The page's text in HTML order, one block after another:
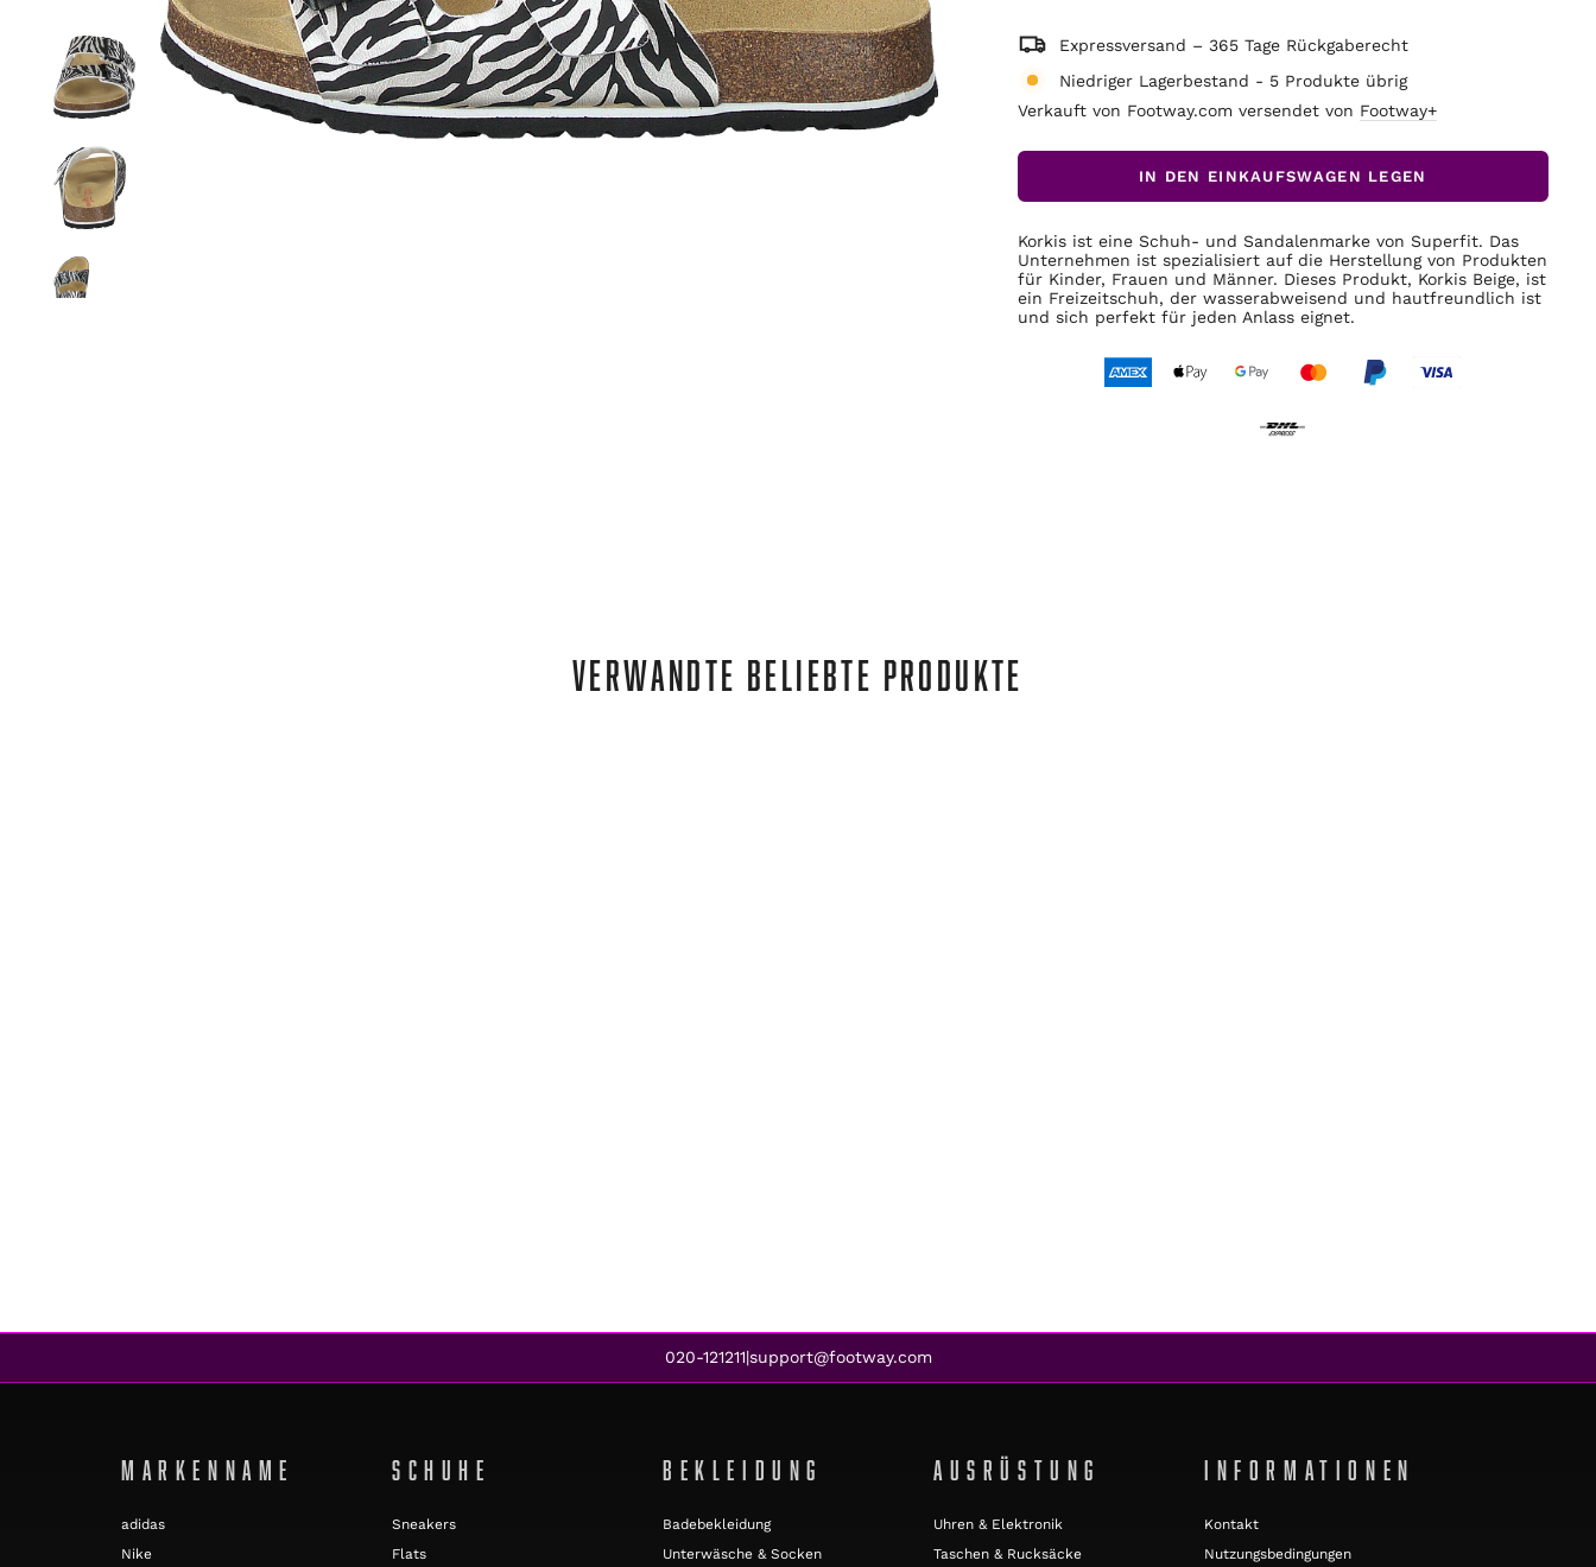
Expressversand – 365 Tage Rückgaberecht
Niedriger Lagerbestand - 5 Produkte übrig
Verkauft von Footway.com versendet von Footway+
IN DEN EINKAUFSWAGEN LEGEN
Korkis ist eine Schuh- und Sandalenmarke von Superfit. Das
Unternehmen ist spezialisiert auf die Herstellung von Produkten
für Kinder, Frauen und Männer. Dieses Produkt, Korkis Beige, ist
ein Freizeitschuh, der wasserabweisend und hautfreundlich ist
und sich perfekt für jeden Anlass eignet.
VERWANDTE BELIEBTE PRODUKTE
020-121211|support@footway.com
MARKENNAME
adidas
Nike
SCHUHE
Sneakers
Flats
BEKLEIDUNG
Badebekleidung
Unterwäsche & Socken
AUSRÜSTUNG
Uhren & Elektronik
Taschen & Rucksäcke
INFORMATIONEN
Kontakt
Nutzungsbedingungen